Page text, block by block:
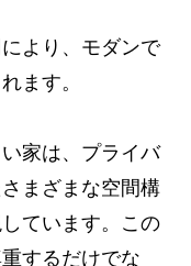
より、モダンで
ます。
家は、プライバ
まざまな空間構
ています。この
するだけでな